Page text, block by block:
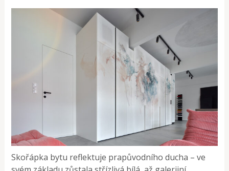
Skořápka bytu reflektuje prapůvodního ducha – ve